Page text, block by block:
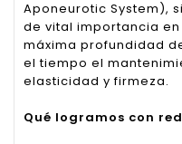
Aponeurotic System),
de vital importancia
máxima profundidad
el tiempo el
elasticidad y firmeza.
Qué logramos con